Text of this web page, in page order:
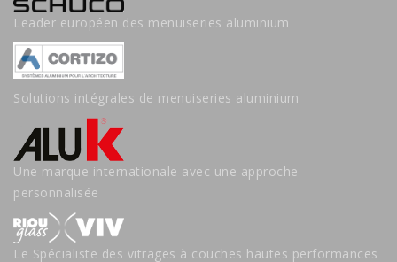
Leader européen des menuiseries aluminium
Solutions intégrales de menuiseries aluminium
Une marque internationale avec une approche
personnalisée
Le Spécialiste des vitrages à couches hautes performances